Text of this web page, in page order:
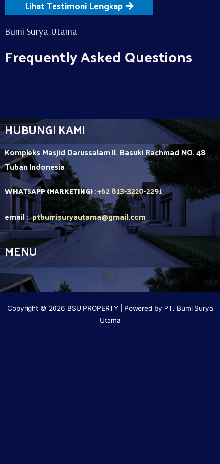
Lihat Testimoni Lengkap
Bumi Surya Utama
Frequently Asked Questions
HUBUNGI KAMI
Kompleks Masjid Darussalam Jl. Basuki Rachmad NO. 48
TubanIndonesia
WHATSAPP (MARKETING):+62 813-3220-2291
email :ptbumisuryautama@gmail.com
MENU
Copyright © 2026 BSU PROPERTY | Powered by PT. Bumi Surya
Utama